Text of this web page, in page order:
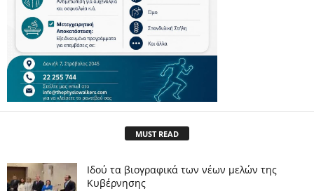
MUST READ
Ιδού τα βιογραφικά των νέων μελών της
Κυβέρνησης